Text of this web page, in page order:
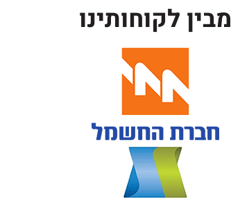
מבין לקוחותינו